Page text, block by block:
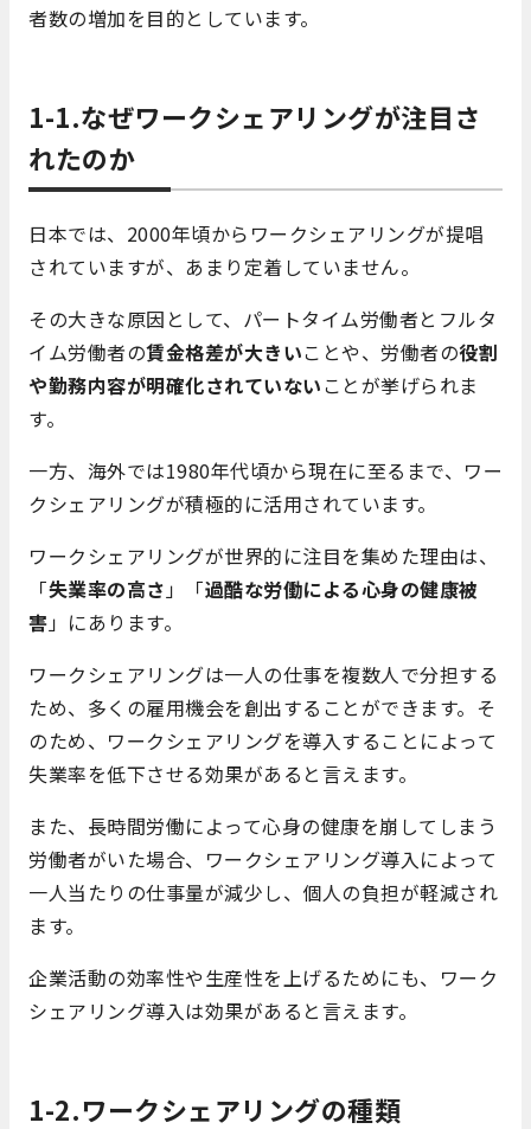
者数の増加を目的としています。
1-1.なぜワークシェアリングが注目さ
れたのか
日本では、2000年頃からワークシェアリングが提唱
されていますが、あまり定着していません。
その大きな原因として、パートタイム労働者とフルタ
イム労働者の賃金格差が大きいことや、労働者の役割
や勤務内容が明確化されていない ことが挙げられま
す。
一方、海外では1980年代頃から現在に至るまで、ワー
クシェアリングが積極的に活用されています。
ワークシェアリングが世界的に注目を集めた理由は、
「失業率の高さ 」「過酷な労働による心身の健康被
害 」にあります。
ワークシェアリングは一人の仕事を複数人で分担する
ため、多くの雇用機会を創出することができます。そ
のため、ワークシェアリングを導入することによって
失業率を低下させる効果があると言えます。
また、長時間労働によって心身の健康を崩してしまう
労働者がいた場合、ワークシェアリング導入によって
一人当たりの仕事量が減少し、個人の負担が軽減され
ます。
企業活動の効率性や生産性を上げるためにも、ワーク
シェアリング導入は効果があると言えます。
1-2.ワークシェアリングの種類